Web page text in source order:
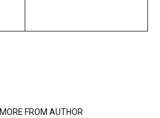
MORE FROM AUTHOR